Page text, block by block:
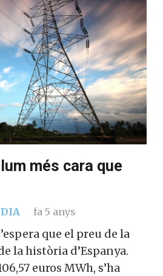
més cara que
DIA fa 5 anys
que el preu de la
la història d’Espanya.
euros MWh, s’ha